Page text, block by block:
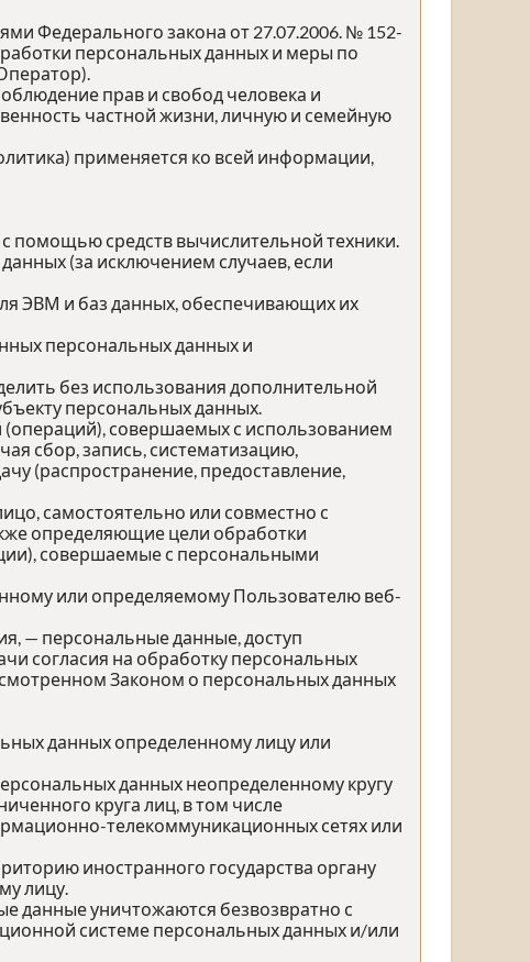
Федерального закона от 27.07.2006. № 152-
персональных данных и меры по
прав и свобод человека и
частной жизни, личную и семейную
применяется ко всей информации,
помощью средств вычислительной техники.
(за исключением случаев, если
ЭВМ и баз данных, обеспечивающих их
персональных данных и
без использования дополнительной
персональных данных.
(операций), совершаемых с использованием
сбор, запись, систематизацию,
(распространение, предоставление,
самостоятельно или совместно с
определяющие цели обработки
совершаемые с персональными
или определяемому Пользователю веб-
— персональные данные, доступ
согласия на обработку персональных
Законом о персональных данных
данных определенному лицу или
данных неопределенному кругу
круга лиц, в том числе
телекоммуникационных сетях или
иностранного государства органу
лицу.
данные уничтожаются безвозвратно с
системе персональных данных и/или